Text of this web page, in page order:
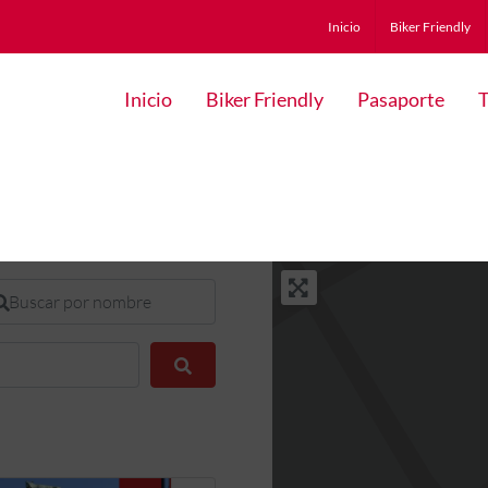
Inicio Biker Friendly
Inicio Biker Friendly Pasaporte
por nombre